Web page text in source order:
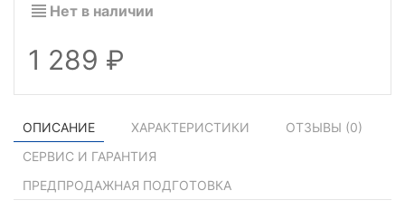
Нет в наличии
1 289
ОПИСАНИЕ ХАРАКТЕРИСТИКИ ОТЗЫВЫ (0)
СЕРВИС И ГАРАНТИЯ
ПРЕДПРОДАЖНАЯ ПОДГОТОВКА